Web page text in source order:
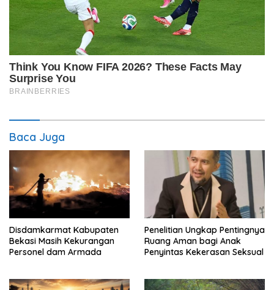
Baca Juga
Disdamkarmat Kabupaten
Bekasi Masih Kekurangan
Personel dam Armada
Penelitian Ungkap Pentingnya
Ruang Aman bagi Anak
Penyintas Kekerasan Seksual